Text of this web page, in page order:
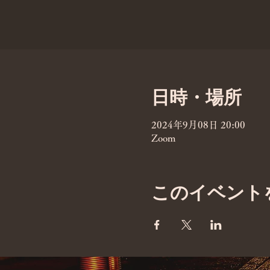
日時・場所
2024年9月08日 20:00
Zoom
このイベント